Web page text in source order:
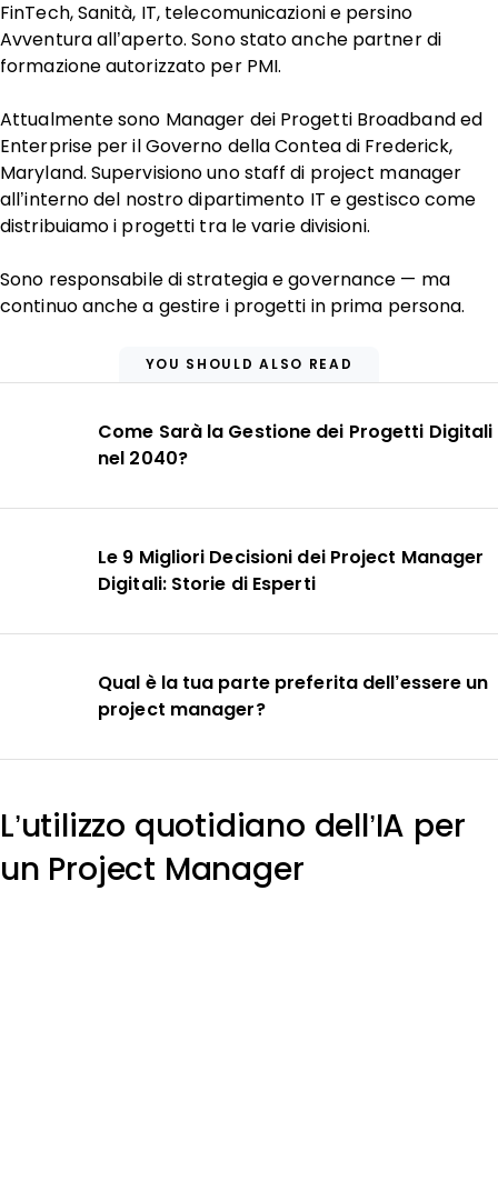
FinTech, Sanità, IT, telecomunicazioni e persino
Avventura all’aperto. Sono stato anche partner di
formazione autorizzato per PMI.
Attualmente sono Manager dei Progetti Broadband ed
Enterprise per il Governo della Contea di Frederick,
Maryland. Supervisiono uno staff di project manager
all’interno del nostro dipartimento IT e gestisco come
distribuiamo i progetti tra le varie divisioni.
Sono responsabile di strategia e governance — ma
continuo anche a gestire i progetti in prima persona.
YOU SHOULD ALSO READ
Come Sarà la Gestione dei Progetti Digitali
nel 2040?
Le 9 Migliori Decisioni dei Project Manager
Digitali: Storie di Esperti
Qual è la tua parte preferita dell’essere un
project manager?
L’utilizzo quotidiano dell’IA per
un Project Manager